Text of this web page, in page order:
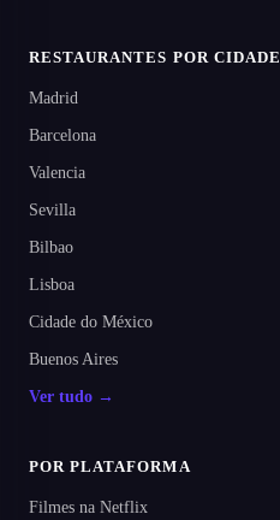
RESTAURANTES POR CIDADE
Madrid
Barcelona
Valencia
Sevilla
Bilbao
Lisboa
Cidade do México
Buenos Aires
Ver tudo →
POR PLATAFORMA
Filmes na Netflix